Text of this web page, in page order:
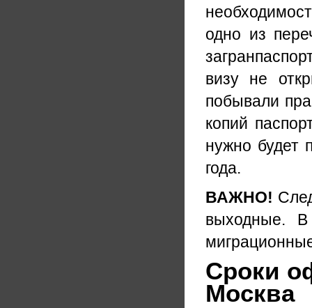
одно из
визу не
побывали
копий
нужно будет
года.
ВАЖНО!
выходные.
Сроки
Москва